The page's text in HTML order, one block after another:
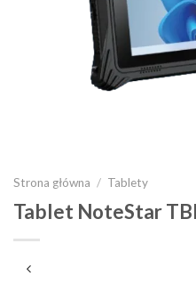
Strona główna / Tablety
Tablet NoteStar